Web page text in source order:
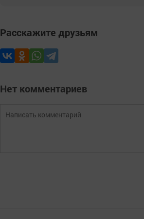
Расскажите друзьям
Нет комментариев